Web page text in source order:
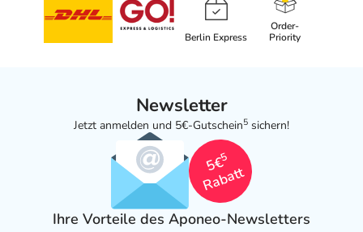
Berlin Express
Order-
Priority
Newsletter
Jetzt anmelden und 5€-Gutschein5 sichern!
5€
5
Rabatt
Ihre Vorteile des Aponeo-Newsletters